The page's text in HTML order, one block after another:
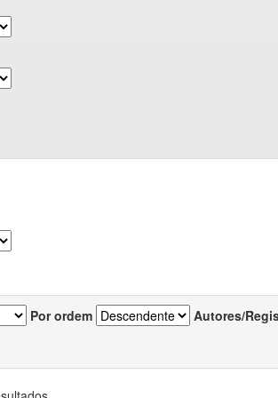
Por ordem Autores/